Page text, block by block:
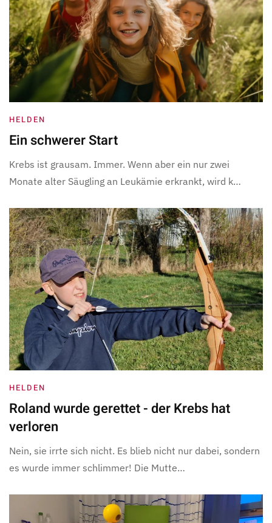
HELDEN
Ein schwerer Start
Krebs ist grausam. Immer. Wenn aber ein nur zwei
Monate alter Säugling an Leukämie erkrankt, wird k…
HELDEN
Roland wurde gerettet - der Krebs hat
verloren
Nein, sie irrte sich nicht. Es blieb nicht nur dabei, sondern
es wurde immer schlimmer! Die Mutte…